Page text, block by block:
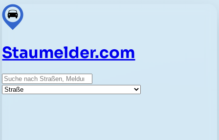
Staumelder.com
Suche
Straße